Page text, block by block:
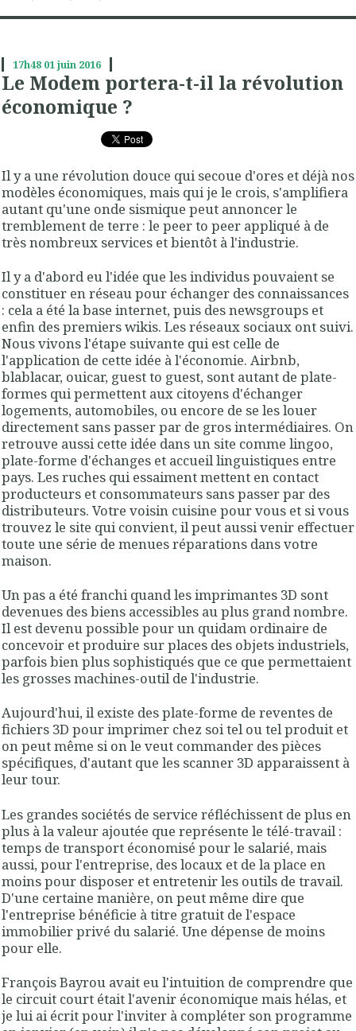
17h48 01juin 2016
Le Modem portera-t-il la révolution
économique ?
Il y a une révolution douce qui secoue d'ores et déjà nos
modèles économiques, mais qui je le crois, s'amplifiera
autant qu'une onde sismique peut annoncer le
tremblement de terre : le peer to peer appliqué à de
très nombreux services et bientôt à l'industrie.
Il y a d'abord eu l'idée que les individus pouvaient se
constituer en réseau pour échanger des connaissances
: cela a été la base internet, puis des newsgroups et
enfin des premiers wikis. Les réseaux sociaux ont suivi.
Nous vivons l'étape suivante qui est celle de
l'application de cette idée à l'économie. Airbnb,
blablacar, ouicar, guest to guest, sont autant de plate-
formes qui permettent aux citoyens d'échanger
logements, automobiles, ou encore de se les louer
directement sans passer par de gros intermédiaires. On
retrouve aussi cette idée dans un site comme lingoo,
plate-forme d'échanges et accueil linguistiques entre
pays. Les ruches qui essaiment mettent en contact
producteurs et consommateurs sans passer par des
distributeurs. Votre voisin cuisine pour vous et si vous
trouvez le site qui convient, il peut aussi venir effectuer
toute une série de menues réparations dans votre
maison.
Un pas a été franchi quand les imprimantes 3D sont
devenues des biens accessibles au plus grand nombre.
Il est devenu possible pour un quidam ordinaire de
concevoir et produire sur places des objets industriels,
parfois bien plus sophistiqués que ce que permettaient
les grosses machines-outil de l'industrie.
Aujourd'hui, il existe des plate-forme de reventes de
fichiers 3D pour imprimer chez soi tel ou tel produit et
on peut même si on le veut commander des pièces
spécifiques, d'autant que les scanner 3D apparaissent à
leur tour.
Les grandes sociétés de service réfléchissent de plus en
plus à la valeur ajoutée que représente le télé-travail :
temps de transport économisé pour le salarié, mais
aussi, pour l'entreprise, des locaux et de la place en
moins pour disposer et entretenir les outils de travail.
D'une certaine manière, on peut même dire que
l'entreprise bénéficie à titre gratuit de l'espace
immobilier privé du salarié. Une dépense de moins
pour elle.
François Bayrou avait eu l'intuition de comprendre que
le circuit court était l'avenir économique mais hélas, et
je lui ai écrit pour l'inviter à compléter son programme